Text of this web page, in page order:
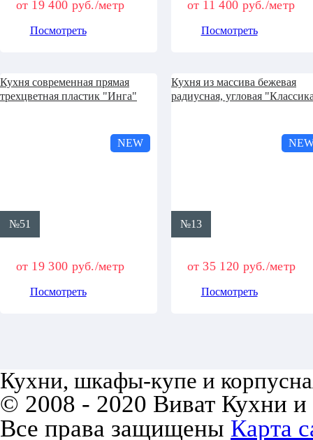
от 19 400 руб./метр
Посмотреть
от 11 400 руб./метр
Посмотреть
Кухня современная прямая
трехцветная пластик "Инга"
NEW
№51
от 19 300 руб./метр
Посмотреть
Кухня из массива бежевая
радиусная, угловая
№13
от 35 120 руб./метр
Посмотреть
Кухни, шкафы-купе и
© 2008 - 2020 Виват Кухни
Все права защищены Карта